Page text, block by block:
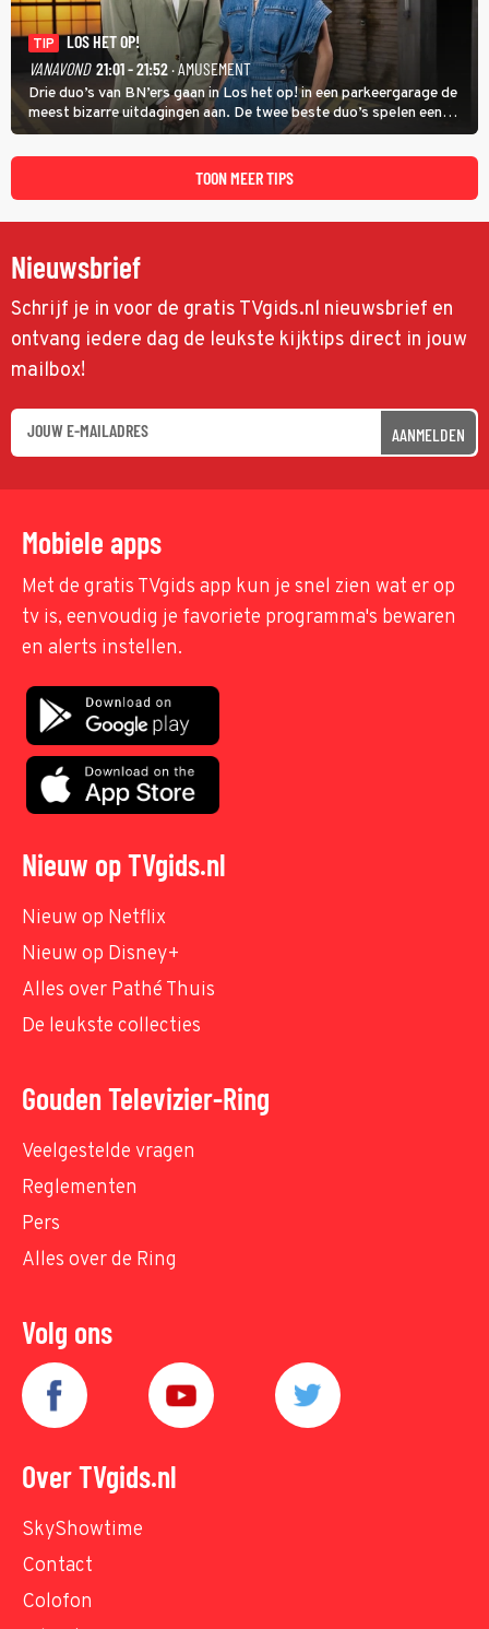
TIP
LOS HET OP!
VANAVOND 21:01 - 21:52· AMUSEMENT
Drie duo’s van BN’ers gaan in Los het op! in een parkeergarage de
meest bizarre uitdagingen aan. De twee beste duo’s spelen een
onderlinge finale. Met in deze aflevering onder anderen cabaretiers
Nabil Aoulad Ayad en Annick Boer.
TOON MEER TIPS
Nieuwsbrief
Schrijf je in voor de gratis TVgids.nl nieuwsbrief en
ontvang iedere dag de leukste kijktips direct in jouw
mailbox!
AANMELDEN
Mobiele apps
Met de gratis TVgids app kun je snel zien wat er op
tv is, eenvoudig je favoriete programma's bewaren
en alerts instellen.
Nieuw op TVgids.nl
Nieuw op Netflix
Nieuw op Disney+
Alles over Pathé Thuis
De leukste collecties
Gouden Televizier-Ring
Veelgestelde vragen
Reglementen
Pers
Alles over de Ring
Volg ons
Over TVgids.nl
SkyShowtime
Contact
Colofon